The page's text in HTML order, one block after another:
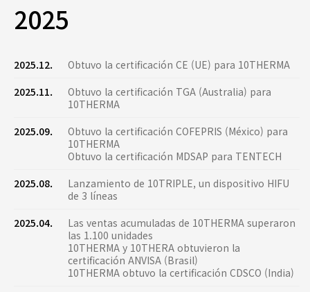
2025
2025.12.
Obtuvo la certificación CE (UE) para 10THERMA
2025.11.
Obtuvo la certificación TGA (Australia) para
10THERMA
2025.09.
Obtuvo la certificación COFEPRIS (México) para
10THERMA
Obtuvo la certificación MDSAP para TENTECH
2025.08.
Lanzamiento de 10TRIPLE, un dispositivo HIFU
de 3 líneas
2025.04.
Las ventas acumuladas de 10THERMA superaron
las 1.100 unidades
10THERMA y 10THERA obtuvieron la
certificación ANVISA (Brasil)
10THERMA obtuvo la certificación CDSCO (India)